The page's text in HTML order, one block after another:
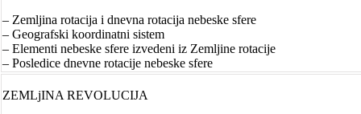
– Zemljina rotacija i dnevna rotacija nebeske sfere
– Geografski koordinatni sistem
– Elementi nebeske sfere izvedeni iz Zemljine rotacije
– Posledice dnevne rotacije nebeske sfere
ZEMLjINA REVOLUCIJA